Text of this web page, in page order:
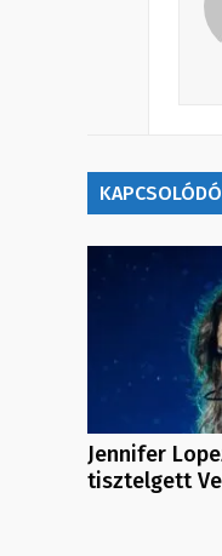
Jennifer
tisztelgett